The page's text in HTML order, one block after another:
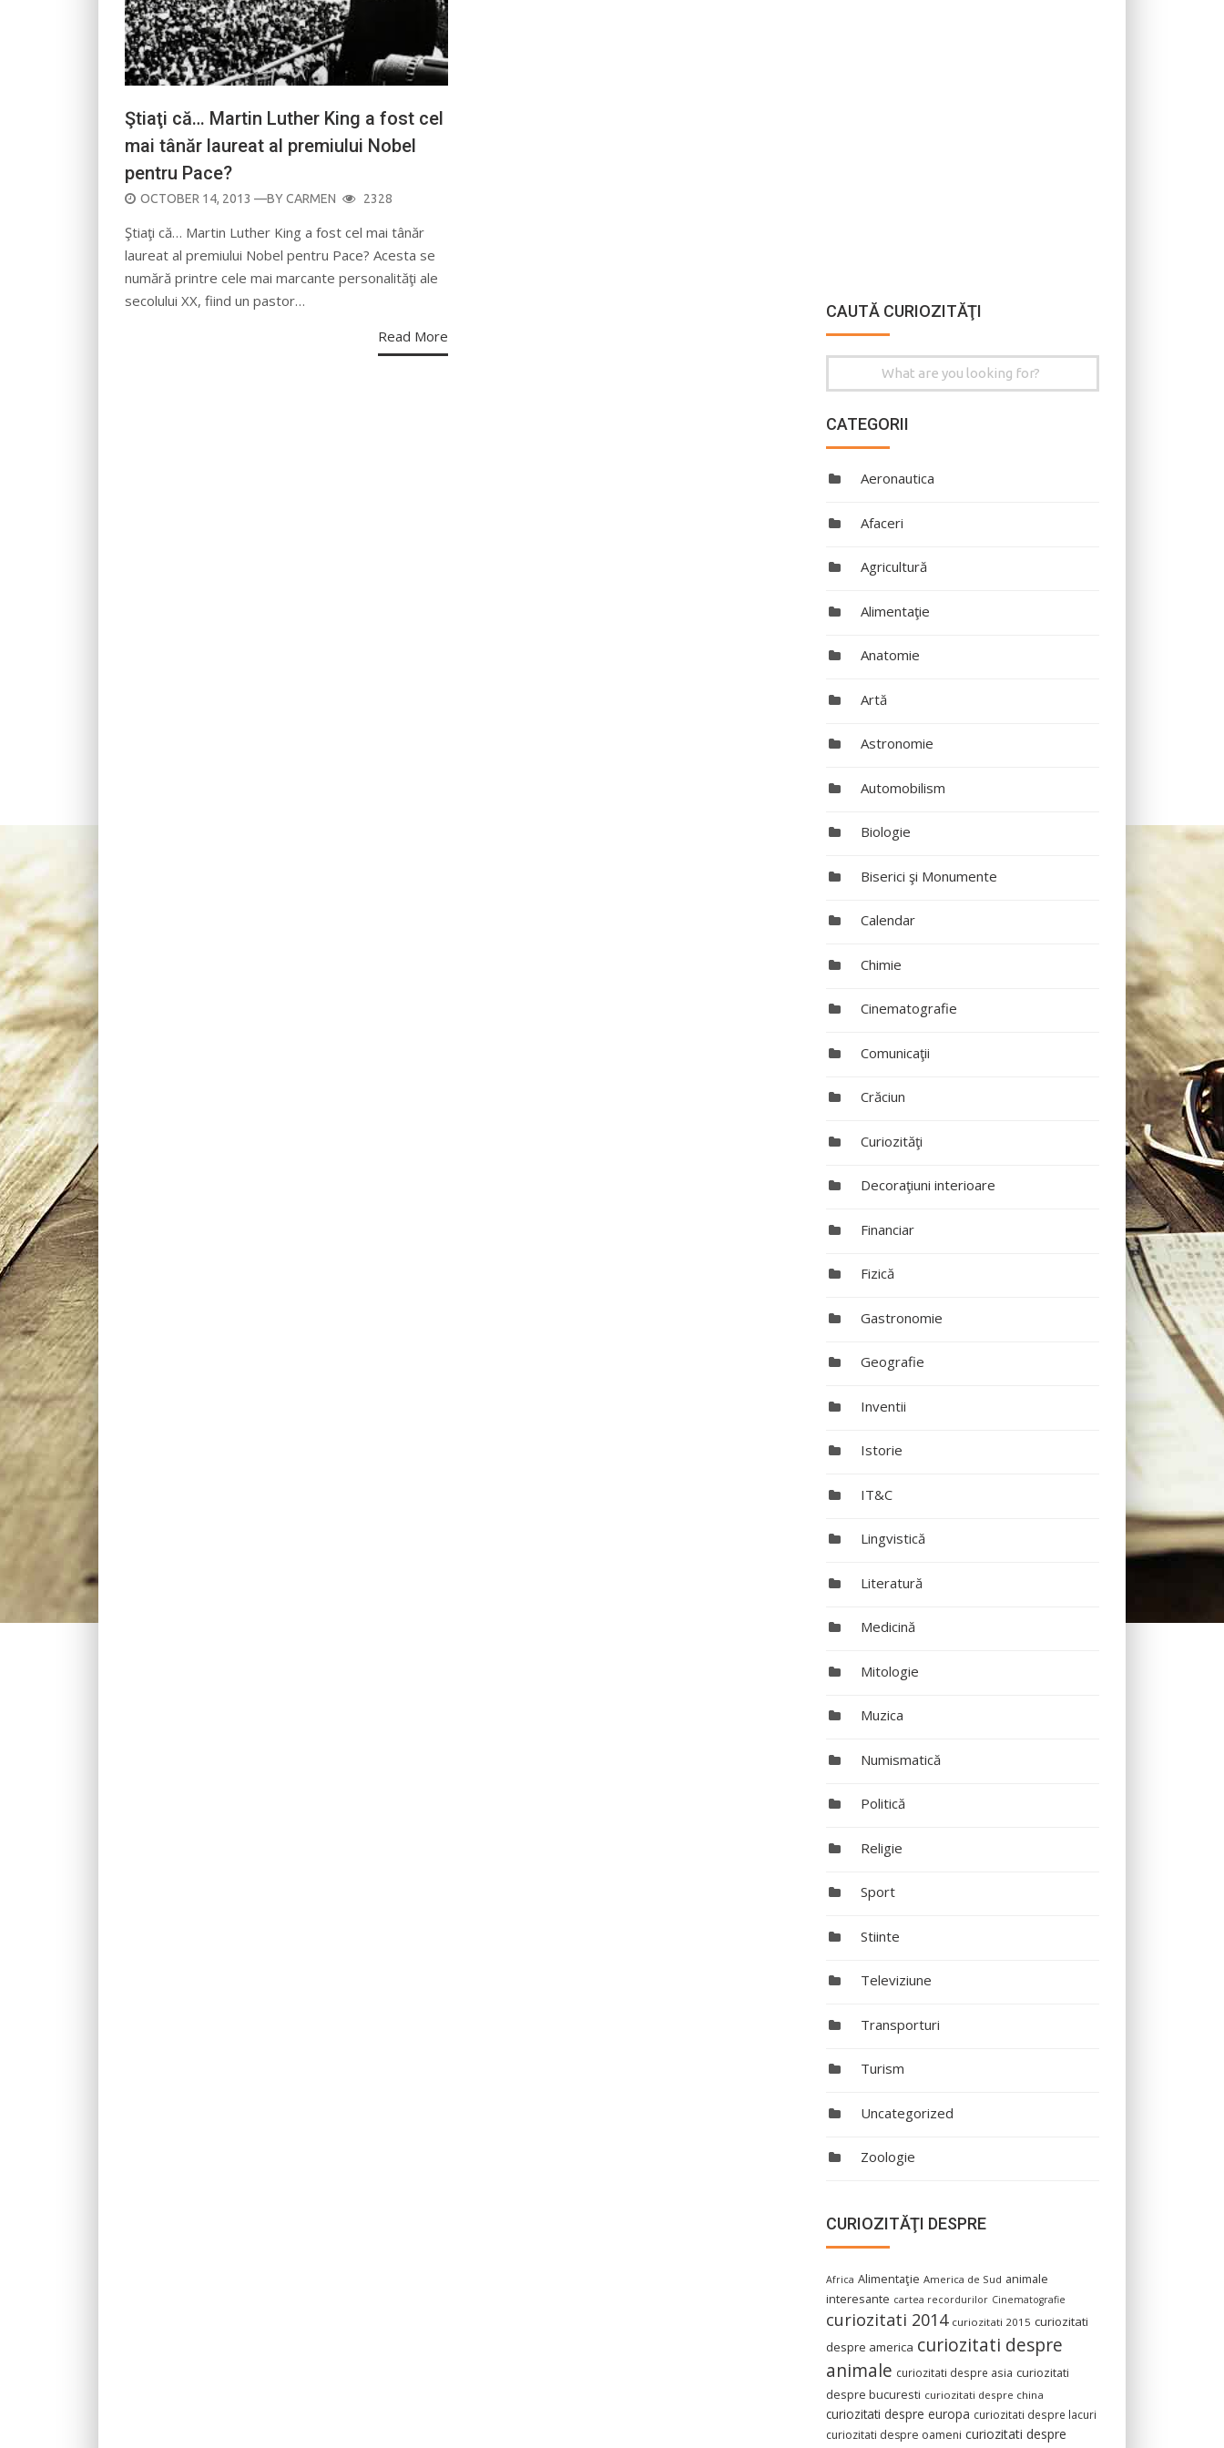
Ştiaţi că… Martin Luther King a fost cel
mai tânăr laureat al premiului Nobel
pentru Pace?
POSTED
OCTOBER 14, 2013 —BYCARMEN 2328
Ştiaţi că… Martin Luther King a fost cel mai tânăr
laureat al premiului Nobel pentru Pace? Acesta se
numără printre cele mai marcante personalităţi ale
secolului XX, fiind un pastor…
Read More
CAUTĂ CURIOZITĂŢI
Search
CATEGORII
Aeronautica
Afaceri
Agricultură
Alimentaţie
Anatomie
Artă
Astronomie
Automobilism
Biologie
Biserici şi Monumente
Calendar
Chimie
Cinematografie
Comunicaţii
Crăciun
Curiozităţi
Decoraţiuni interioare
Financiar
Fizică
Gastronomie
Geografie
Inventii
Istorie
IT&C
Lingvistică
Literatură
Medicină
Mitologie
Muzica
Numismatică
Politică
Religie
Sport
Stiinte
Televiziune
Transporturi
Turism
Uncategorized
Zoologie
CURIOZITĂŢI DESPRE
Africa Alimentaţie America de Sud animale
interesante cartea recordurilor Cinematografie
curiozitati 2014 curiozitati 2015 curiozitati
despre america curiozitati despre
animale curiozitati despre asia curiozitati
despre bucuresti curiozitati despre china
curiozitati despre europa curiozitati despre lacuri
curiozitati despre oameni curiozitati despre